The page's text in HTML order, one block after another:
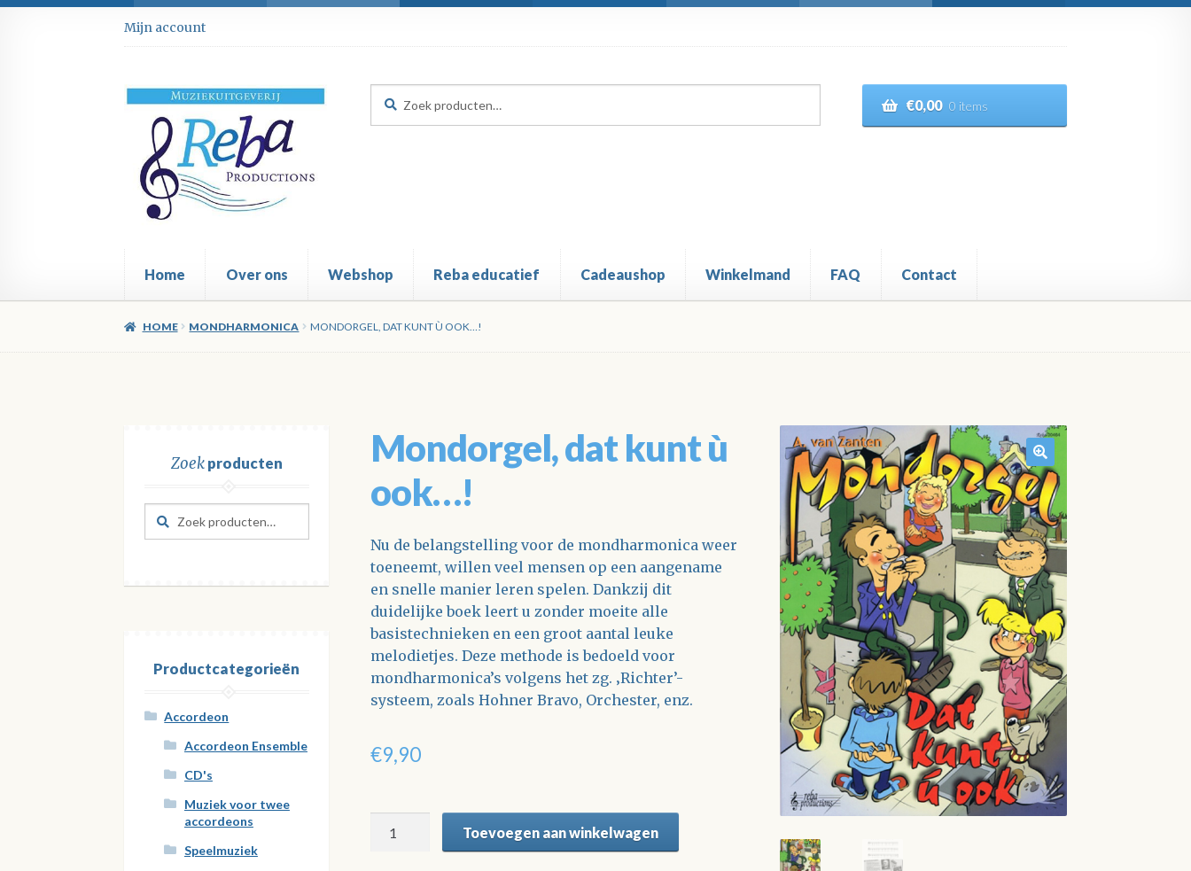
Ga
door
navigatie
Ga
direct
de
inhoud
Mijn account
naar:
€0,00 0 items
Home Over ons Webshop Reba educatief Cadeaushop Winkelmand FAQ Contact
HOME MONDHARMONICA MONDORGEL, DAT KUNT Ù OOK…!
Mondorgel, dat kunt ù
ook…!
Nu de belangstelling voor de mondharmonica weer
toeneemt, willen veel mensen op een aangename
en snelle manier leren spelen. Dankzij dit
duidelijke boek leert u zonder moeite alle
basistechnieken en een groot aantal leuke
melodietjes. Deze methode is bedoeld voor
mondharmonica’s volgens het zg. ‚Richter’-
systeem, zoals Hohner Bravo, Orchester, enz.
€9,90
dat
Toevoegen aan winkelwagen
Zoekproducten
Zoeken
naar:
Zoeken
Productcategorieën
Accordeon
Accordeon Ensemble
CD's
Muziek voor twee
accordeons
Speelmuziek